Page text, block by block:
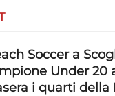
Soccer a
Under 20
i quarti della